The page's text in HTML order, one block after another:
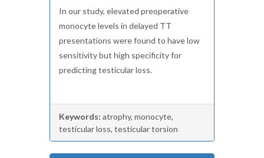
In our study, elevated preoperative
monocyte levels in delayed TT
presentations were found to have low
sensitivity but high specificity for
predicting testicular loss.
Keywords: atrophy, monocyte,
testicular loss, testicular torsion